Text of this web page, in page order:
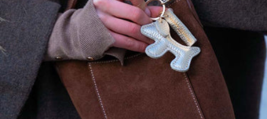
Le respect de l'environnement et des conditions de travail
La préservation des ressources et matières premières pour produire
les textiles
L'intervention d'organismes dédiés contrôlant le bon respect des
règles du label